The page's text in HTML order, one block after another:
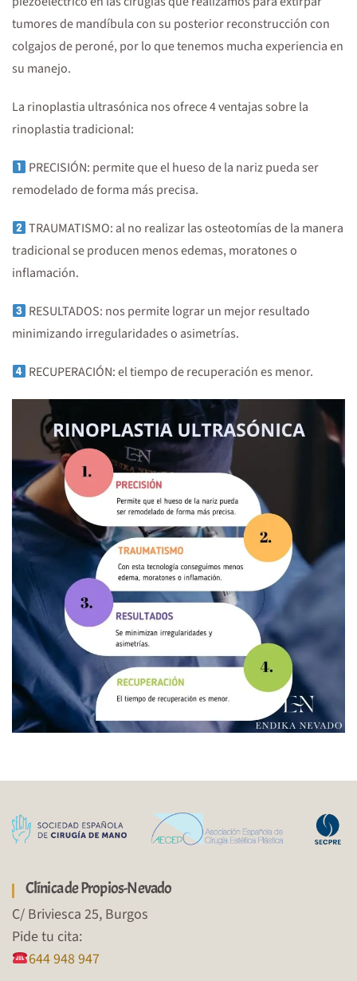
tumores de mandíbula con su posterior reconstrucción con
colgajos de peroné, por lo que tenemos mucha experiencia en
su manejo.
La rinoplastia ultrasónica nos ofrece 4 ventajas sobre la
rinoplastia tradicional:
PRECISIÓN: permite que el hueso de la nariz pueda ser
remodelado de forma más precisa.
TRAUMATISMO: al no realizar las osteotomías de la manera
tradicional se producen menos edemas, moratones o
inflamación.
RESULTADOS: nos permite lograr un mejor resultado
minimizando irregularidades o asimetrías.
RECUPERACIÓN: el tiempo de recuperación es menor.
Clínica de Propios-Nevado
C/ Briviesca 25, Burgos
Pide tu cita:
644 948 947